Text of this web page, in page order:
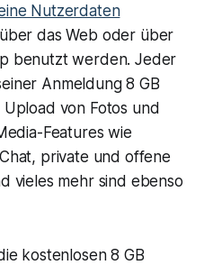
Nutzerdaten
das Web oder über
benutzt werden. Jeder
Anmeldung 8 GB
von Fotos und
Features wie
private und offene
vieles mehr sind ebenso
kostenlosen 8 GB